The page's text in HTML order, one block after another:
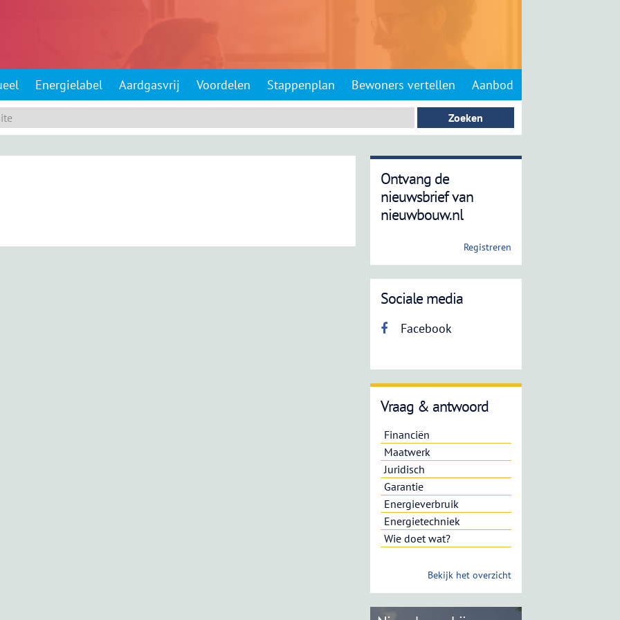
Energielabel Aardgasvrij Voordelen Stappenplan Bewoners vertellen Aanbod
Ontvang de
nieuwsbrief van
nieuwbouw.nl
Registreren
Sociale media
Facebook
Vraag & antwoord
Financiën
Maatwerk
Juridisch
Garantie
Energieverbruik
Energietechniek
Wie doet wat?
Bekijk het overzicht